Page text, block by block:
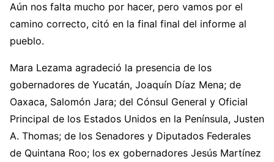
Aún nos falta mucho por hacer, pero vamos por el
camino correcto, citó en la final final del informe al
pueblo.
Mara Lezama agradeció la presencia de los
gobernadores de Yucatán, Joaquín Díaz Mena; de
Oaxaca, Salomón Jara; del Cónsul General y Oficial
Principal de los Estados Unidos en la Península, Justen
A. Thomas; de los Senadores y Diputados Federales
de Quintana Roo; los ex gobernadores Jesús Martínez